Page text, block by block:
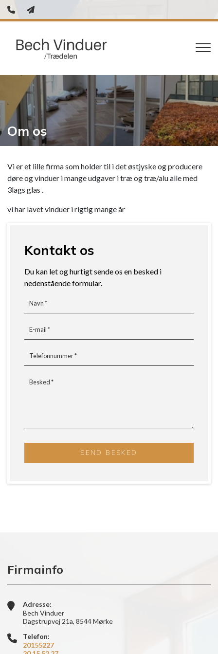
Gå
til
Om os
Vi er et lille firma som holder til i det østjyske og producere
døre og vinduer i mange udgaver i træ og træ/alu alle med
3lags glas .
vi har lavet vinduer i rigtig mange år
Kontakt os
Du kan let og hurtigt sende os en besked i
nedenstående formular.
Firmainfo
Adresse:
Bech Vinduer
Dagstrupvej 21a, 8544 Mørke
Telefon:
20155227